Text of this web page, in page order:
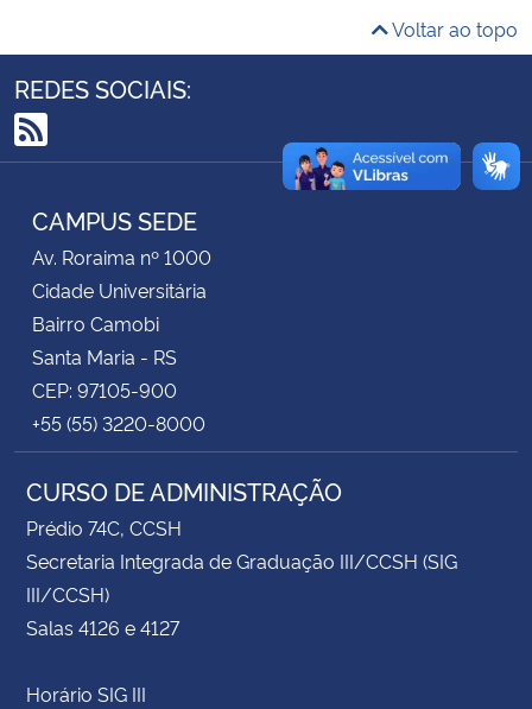
Ministério da Mulher, da Família e dos Direitos Humanos
Secretaria-Geral
Secretaria de Governo
Gabinete de Segurança Institucional
Advocacia-Geral da União
Banco Central do Brasil
Voltar ao topo
REDES SOCIAIS:
RSS
CAMPUS SEDE
Av. Roraima nº 1000
Cidade Universitária
Bairro Camobi
Santa Maria - RS
CEP: 97105-900
+55 (55) 3220-8000
CURSO DE ADMINISTRAÇÃO
Prédio 74C, CCSH
Secretaria Integrada de Graduação III/CCSH (SIG
III/CCSH)
Salas 4126 e 4127
Horário SIG III